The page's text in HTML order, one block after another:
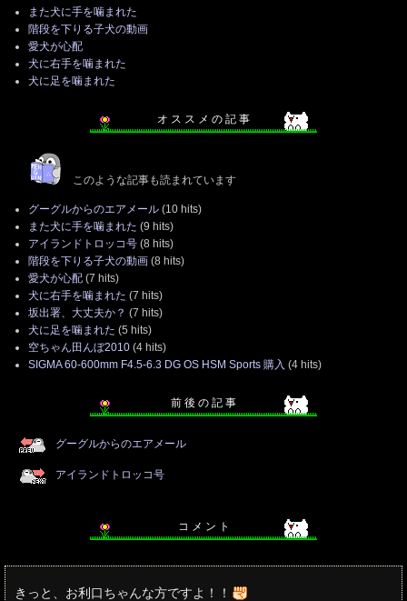
また犬に手を噛まれた
階段を下りる子犬の動画
愛犬が心配
犬に右手を噛まれた
犬に足を噛まれた
オ ス ス メ の 記 事
このような記事も読まれています
グーグルからのエアメール (10 hits)
また犬に手を噛まれた (9 hits)
アイランドトロッコ号 (8 hits)
階段を下りる子犬の動画 (8 hits)
愛犬が心配 (7 hits)
犬に右手を噛まれた (7 hits)
坂出署、大丈夫か？ (7 hits)
犬に足を噛まれた (5 hits)
空ちゃん田んぼ2010 (4 hits)
SIGMA 60-600mm F4.5-6.3 DG OS HSM Sports 購入 (4 hits)
前 後 の 記 事
グーグルからのエアメール
アイランドトロッコ号
コ メ ン ト
きっと、お利口ちゃんな方ですよ！！